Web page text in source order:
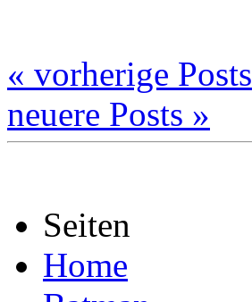
« vorherige Posts
neuere Posts »
Seiten
Home